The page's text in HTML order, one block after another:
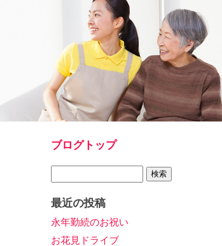
ブログトップ
最近の投稿
永年勤続のお祝い
お花見ドライブ